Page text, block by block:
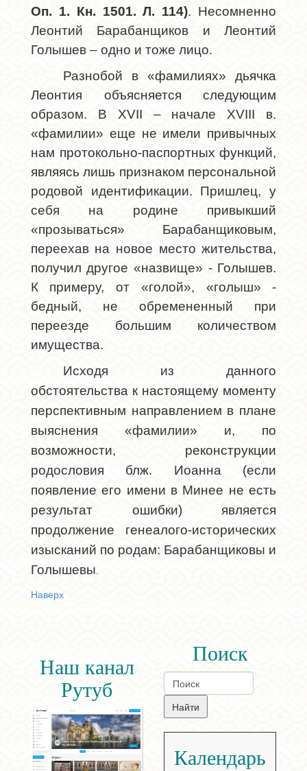
Оп. 1. Кн. 1501. Л. 114). Несомненно
Леонтий Барабанщиков и Леонтий
Голышев – одно и тоже лицо.
Разнобой в «фамилиях» дьячка
Леонтия объясняется следующим
образом. В XVII – начале XVIII в.
«фамилии» еще не имели привычных
нам протокольно-паспортных функций,
являясь лишь признаком персональной
родовой идентификации. Пришлец, у
себя на родине привыкший
«прозываться» Барабанщиковым,
переехав на новое место жительства,
получил другое «назвище» - Голышев.
К примеру, от «голой», «голыш» -
бедный, не обремененный при
переезде большим количеством
имущества.
Исходя из данного
обстоятельства к настоящему моменту
перспективным направлением в плане
выяснения «фамилии» и, по
возможности, реконструкции
родословия блж. Иоанна (если
появление его имени в Минее не есть
результат ошибки) является
продолжение генеалого-исторических
изысканий по родам: Барабанщиковы и
Голышевы
Наверх
Наш канал
Рутуб
Поиск
Календарь